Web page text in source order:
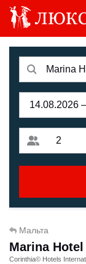
Мальта
Marina
Corinthia© Hotels